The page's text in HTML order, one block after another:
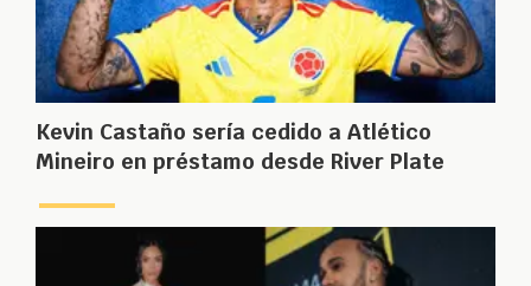
Kevin Castaño sería cedido a Atlético
Mineiro en préstamo desde River Plate